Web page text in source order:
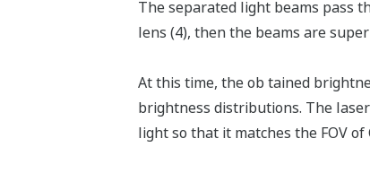
The separated light beams pass
lens (4), then the beams are
At this time, the ob tained
brightness distributions. The
light so that it matches the FOV of